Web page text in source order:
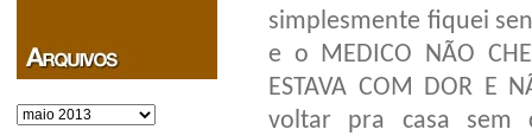
Arquivos
simplesmente fiquei
e o MEDICO NÃO
ESTAVA COM DOR E
voltar pra casa sem